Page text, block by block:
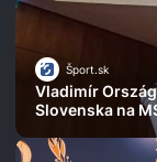
Šport.sk
Vladimír
Slovenska na